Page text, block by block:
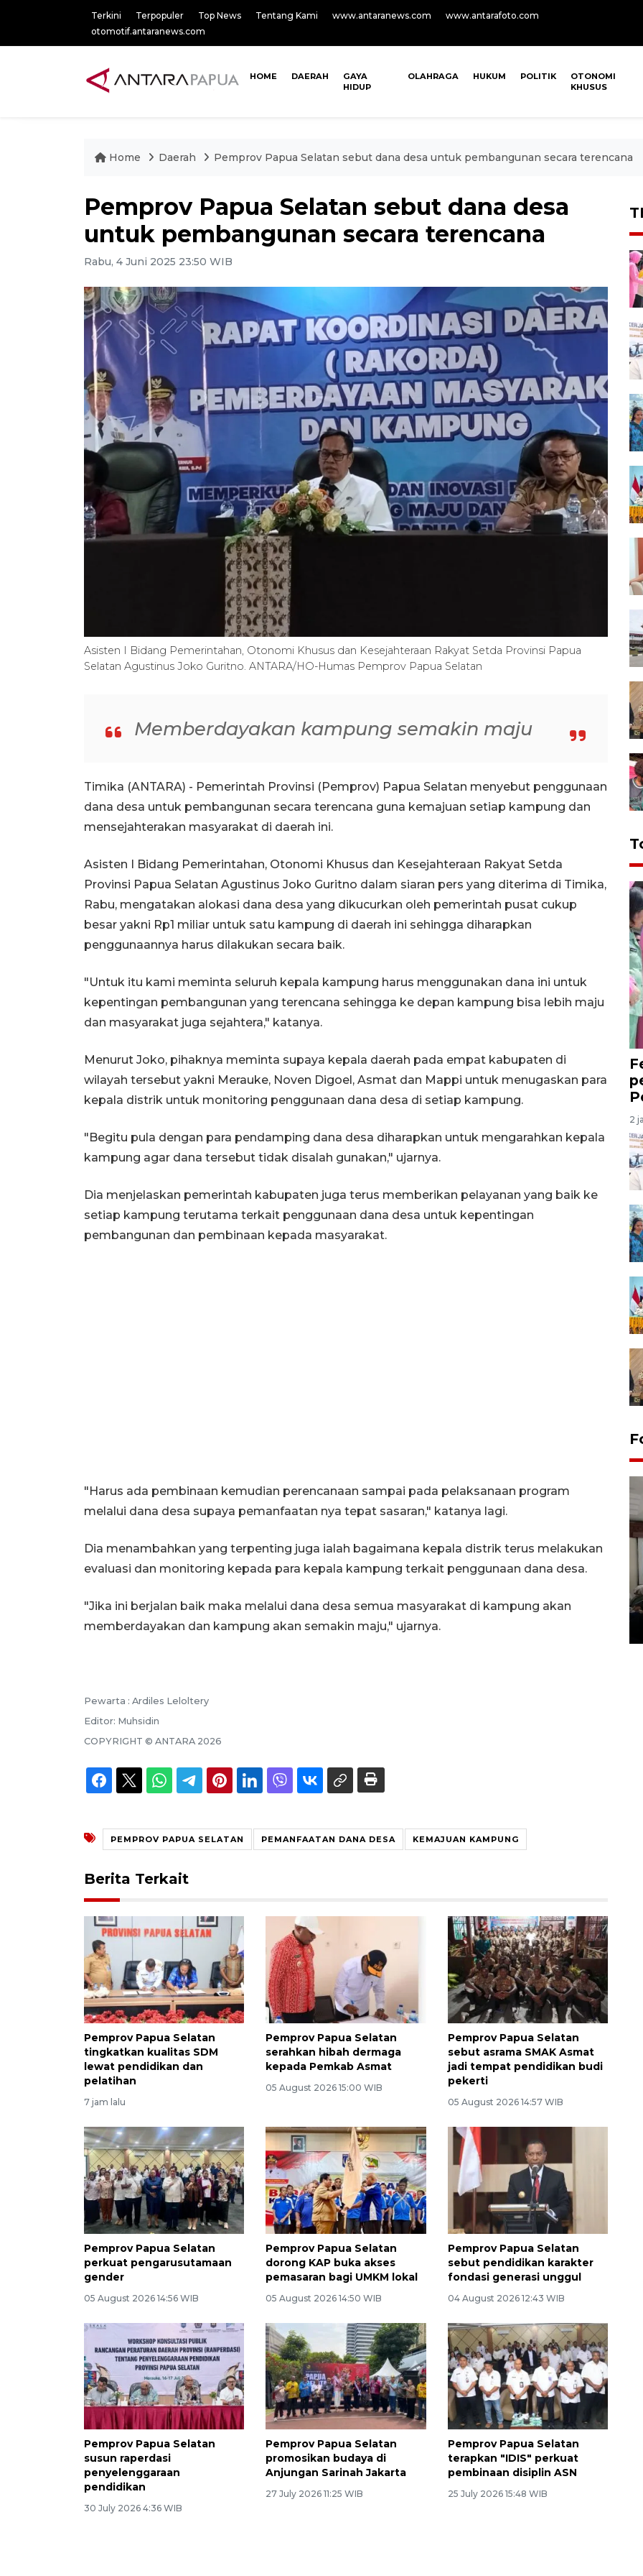
Terkini Terpopuler Top News Tentang Kami www.antaranews.com
www.antarafoto.com
otomotif.antaranews.com
HOME DAERAH
GAYA
HIDUP
OLAHRAGA HUKUM POLITIK
OTONOMI
KHUSUS
Home Daerah Pemprov Papua Selatan sebut dana desa untuk pembangunan secara terencana
Pemprov Papua Selatan sebut dana desa
untuk pembangunan secara terencana
Rabu, 4 Juni 2025 23:50 WIB
Asisten I Bidang Pemerintahan, Otonomi Khusus dan Kesejahteraan Rakyat Setda Provinsi Papua
Selatan Agustinus Joko Guritno. ANTARA/HO-Humas Pemprov Papua Selatan
Memberdayakan kampung semakin maju
Timika (ANTARA) - Pemerintah Provinsi (Pemprov) Papua Selatan menyebut penggunaan
dana desa untuk pembangunan secara terencana guna kemajuan setiap kampung dan
mensejahterakan masyarakat di daerah ini.
Asisten I Bidang Pemerintahan, Otonomi Khusus dan Kesejahteraan Rakyat Setda
Provinsi Papua Selatan Agustinus Joko Guritno dalam siaran pers yang diterima di Timika,
Rabu, mengatakan alokasi dana desa yang dikucurkan oleh pemerintah pusat cukup
besar yakni Rp1 miliar untuk satu kampung di daerah ini sehingga diharapkan
penggunaannya harus dilakukan secara baik.
"Untuk itu kami meminta seluruh kepala kampung harus menggunakan dana ini untuk
kepentingan pembangunan yang terencana sehingga ke depan kampung bisa lebih maju
dan masyarakat juga sejahtera," katanya.
Menurut Joko, pihaknya meminta supaya kepala daerah pada empat kabupaten di
wilayah tersebut yakni Merauke, Noven Digoel, Asmat dan Mappi untuk menugaskan para
kepala distrik untuk monitoring penggunaan dana desa di setiap kampung.
"Begitu pula dengan para pendamping dana desa diharapkan untuk mengarahkan kepala
kampung agar dana tersebut tidak disalah gunakan," ujarnya.
Dia menjelaskan pemerintah kabupaten juga terus memberikan pelayanan yang baik ke
setiap kampung terutama terkait penggunaan dana desa untuk kepentingan
pembangunan dan pembinaan kepada masyarakat.
"Harus ada pembinaan kemudian perencanaan sampai pada pelaksanaan program
melalui dana desa supaya pemanfaatan nya tepat sasaran," katanya lagi.
Dia menambahkan yang terpenting juga ialah bagaimana kepala distrik terus melakukan
evaluasi dan monitoring kepada para kepala kampung terkait penggunaan dana desa.
"Jika ini berjalan baik maka melalui dana desa semua masyarakat di kampung akan
memberdayakan dan kampung akan semakin maju," ujarnya.
Pewarta : Ardiles Leloltery
Editor: Muhsidin
COPYRIGHT © ANTARA 2026
PEMPROV PAPUA SELATAN PEMANFAATAN DANA DESA KEMAJUAN KAMPUNG
Berita Terkait
Pemprov Papua Selatan
tingkatkan kualitas SDM
lewat pendidikan dan
pelatihan
7 jam lalu
Pemprov Papua Selatan
serahkan hibah dermaga
kepada Pemkab Asmat
05 August 2026 15:00 WIB
Pemprov Papua Selatan
sebut asrama SMAK Asmat
jadi tempat pendidikan budi
pekerti
05 August 2026 14:57 WIB
Pemprov Papua Selatan
perkuat pengarusutamaan
gender
05 August 2026 14:56 WIB
Pemprov Papua Selatan
dorong KAP buka akses
pemasaran bagi UMKM lokal
05 August 2026 14:50 WIB
Pemprov Papua Selatan
sebut pendidikan karakter
fondasi generasi unggul
04 August 2026 12:43 WIB
Pemprov Papua Selatan
susun raperdasi
penyelenggaraan
pendidikan
30 July 2026 4:36 WIB
Pemprov Papua Selatan
promosikan budaya di
Anjungan Sarinah Jakarta
27 July 2026 11:25 WIB
Pemprov Papua Selatan
terapkan "IDIS" perkuat
pembinaan disiplin ASN
25 July 2026 15:48 WIB
2
Antara Biro Papua
Pendam XVII/Cenderawasih
14 March 2022 15:11 WIB, 2022